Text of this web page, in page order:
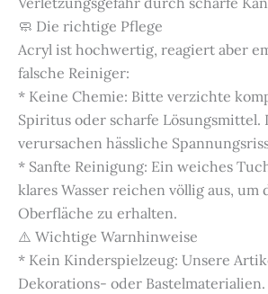
🧼 Die richtige Pflege
Acryl ist hochwertig, reagiert aber
falsche Reiniger:
* Keine Chemie: Bitte verzichte
Spiritus oder scharfe Lösungsmittel.
verursachen hässliche
* Sanfte Reinigung: Ein weiches
klares Wasser reichen völlig aus, um
Oberfläche zu erhalten.
⚠️ Wichtige Warnhinweise
* Kein Kinderspielzeug: Unsere
Dekorations- oder Bastelmaterialien.